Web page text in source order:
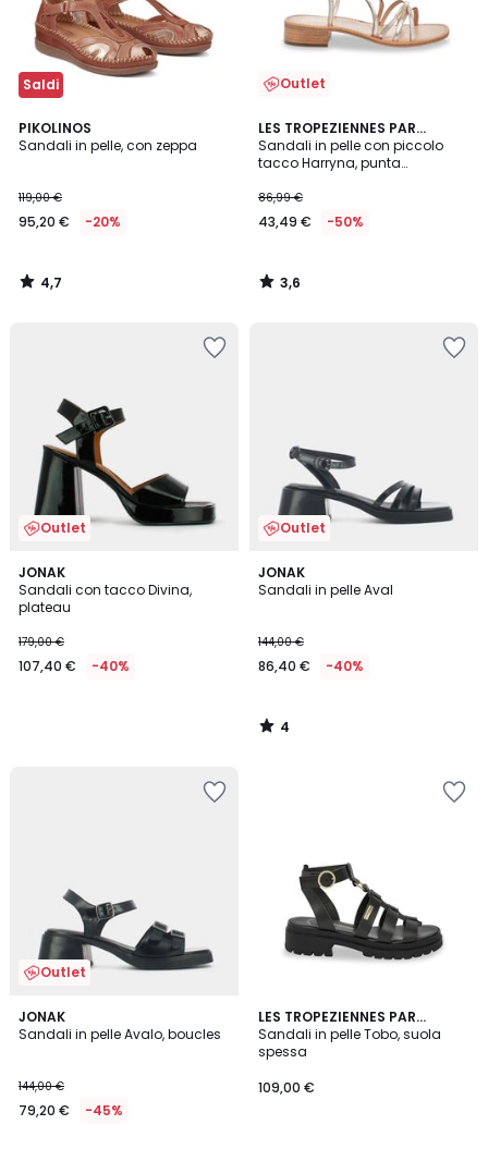
Saldi
PIKOLINOS
Sandali in pelle, con zeppa
119,00 €
95,20 € -20%
4,7
/ 5
4,7
/
Outlet
LES TROPEZIENNES PAR
M.BELARBI
Sandali in pelle con piccolo
tacco Harryna, punta
86,99 €
43,49 € -50%
3,6
/ 5
3,6
/
Outlet
JONAK
Sandali con tacco Divina,
plateau
179,00 €
107,40 € -40%
Outlet
JONAK
Sandali in pelle Aval
144,00 €
86,40 € -40%
4
/
4
/
Outlet
JONAK
Sandali in pelle Avalo, boucles
144,00 €
79,20 € -45%
4,4
/ 5
LES TROPEZIENNES PAR
M.BELARBI
Sandali in pelle Tobo, suola
spessa
109,00 €